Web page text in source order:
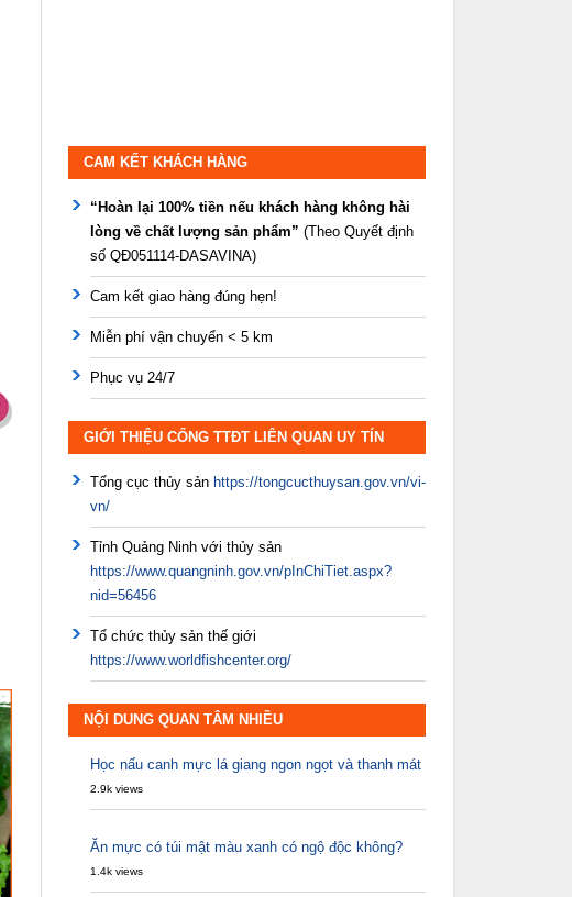
CAM KẾT KHÁCH HÀNG
“Hoàn lại 100% tiền nếu khách hàng không hài
lòng về chất lượng sản phẩm” (Theo Quyết định
số QĐ051114-DASAVINA)
Cam kết giao hàng đúng hẹn!
Miễn phí vận chuyển < 5 km
Phục vụ 24/7
GIỚI THIỆU CỔNG TTĐT LIÊN QUAN UY TÍN
Tổng cục thủy sản https://tongcucthuysan.gov.vn/vi-
vn/
Tỉnh Quảng Ninh với thủy sản
https://www.quangninh.gov.vn/pInChiTiet.aspx?
nid=56456
Tổ chức thủy sản thế giới
https://www.worldfishcenter.org/
NỘI DUNG QUAN TÂM NHIỀU
Học nấu canh mực lá giang ngon ngọt và thanh mát
2.9k views
Ăn mực có túi mật màu xanh có ngộ độc không?
1.4k views